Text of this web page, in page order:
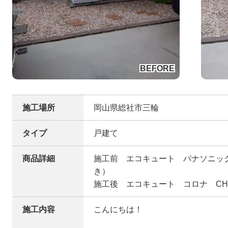
施工場所 岡山県総社市三輪
タイプ 戸建て
商品詳細
施工前 エコキュート パナソニ
き）
施工後 エコキュート コロナ
施工内容 こんにちは！